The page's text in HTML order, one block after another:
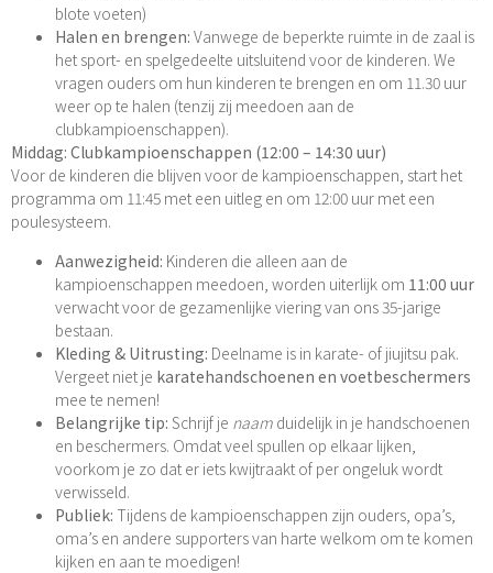
blote voeten)
Halen en brengen: Vanwege de beperkte ruimte in de zaal is
het sport- en spelgedeelte uitsluitend voor de kinderen. We
vragen ouders om hun kinderen te brengen en om 11.30 uur
weer op te halen (tenzij zij meedoen aan de
clubkampioenschappen).
Middag: Clubkampioenschappen (12:00 – 14:30 uur)
Voor de kinderen die blijven voor de kampioenschappen, start het
programma om 11:45 met een uitleg en om 12:00 uur met een
poulesysteem.
Aanwezigheid: Kinderen die alleen aan de
kampioenschappen meedoen, worden uiterlijk om 11:00 uur
verwacht voor de gezamenlijke viering van ons 35-jarige
bestaan.
Kleding & Uitrusting: Deelname is in karate- of jiujitsu pak.
Vergeet niet je karatehandschoenen en voetbeschermers
mee te nemen!
Belangrijke tip: Schrijf je naam duidelijk in je handschoenen
en beschermers. Omdat veel spullen op elkaar lijken,
voorkom je zo dat er iets kwijtraakt of per ongeluk wordt
verwisseld.
Publiek: Tijdens de kampioenschappen zijn ouders, opa’s,
oma’s en andere supporters van harte welkom om te komen
kijken en aan te moedigen!